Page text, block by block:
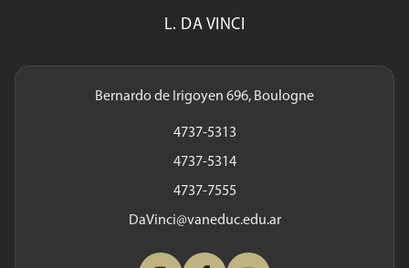
L. DA VINCI
Bernardo de Irigoyen 696, Boulogne
4737-5313
4737-5314
4737-7555
DaVinci@vaneduc.edu.ar